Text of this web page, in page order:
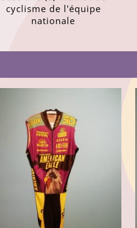
cyclisme de l'équipe
nationale